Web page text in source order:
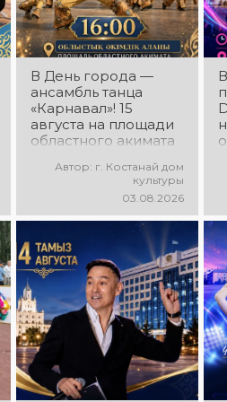
В День города —
ансамбль танца
«Карнавал»! 15
августа на площади
областного акимата
концертная
ансамбля танца
«Карнавал»!
ансамбля — Шамиль
Фахрутдинов. Вас
ждут зрелищные
хореографические
постановки, яркие
образы,
зажигательные
ритмы и
праздничное
Автор: г. Костанай дом
культуры
03.08.2026